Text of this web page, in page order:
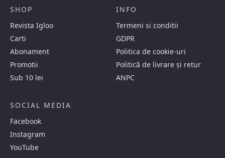
SHOP
Revista Igloo
Carti
Abonament
Promotii
Sub 10 lei
INFO
Termeni si conditii
GDPR
Politica de cookie-uri
Politică de livrare și retur
ANPC
SOCIAL MEDIA
Facebook
Instagram
YouTube